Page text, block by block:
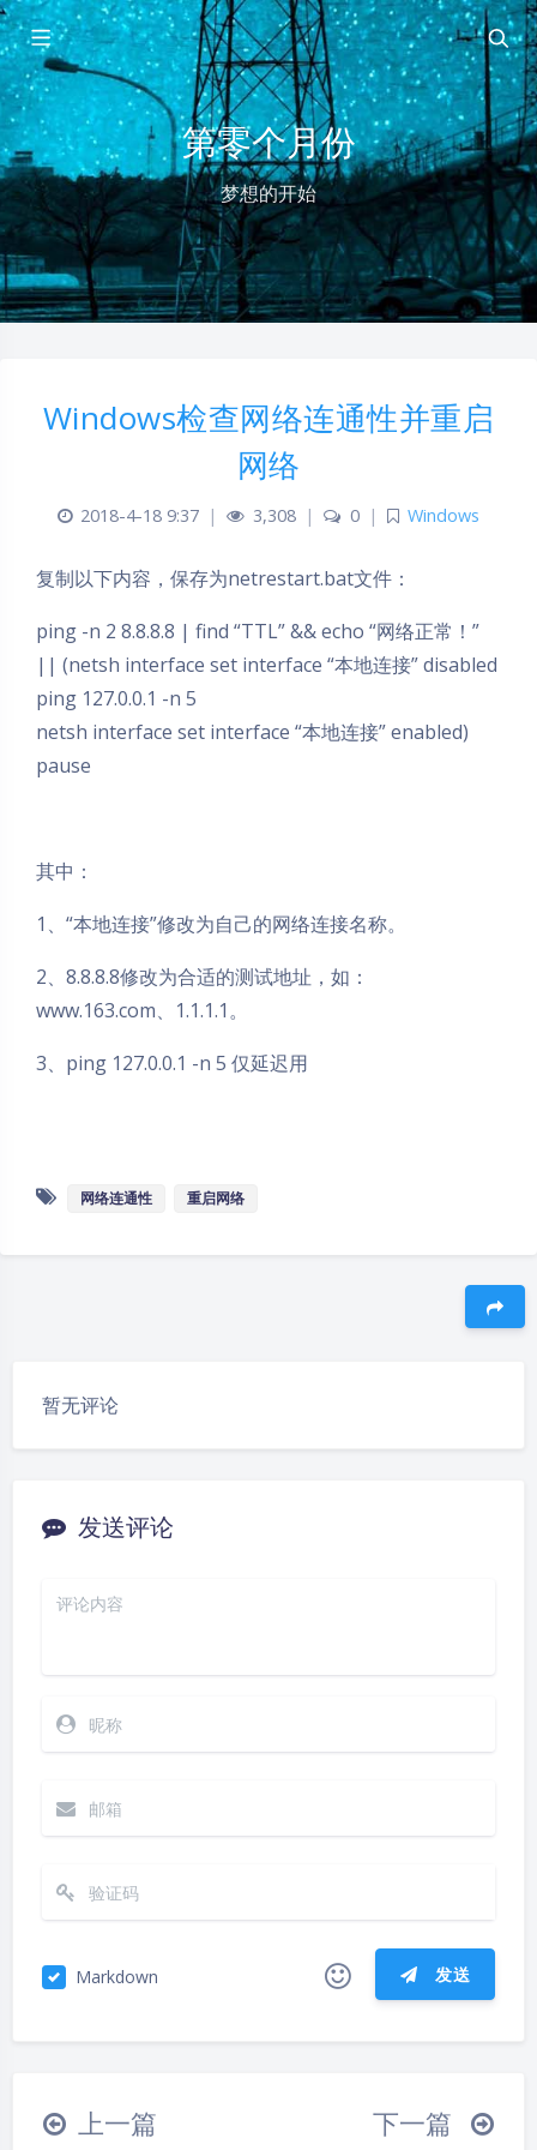
第零个月份
梦想的开始
Windows检查网络连通性并重启
网络
2018-4-18 9:37 | 3,308 | 0 | Windows
复制以下内容，保存为netrestart.bat文件：
ping -n 2 8.8.8.8 | find “TTL” && echo “网络正常！”
|| (netsh interface set interface “本地连接” disabled
ping 127.0.0.1 -n 5
netsh interface set interface “本地连接” enabled)
pause
其中：
1、“本地连接”修改为自己的网络连接名称。
2、8.8.8.8修改为合适的测试地址，如：
www.163.com、1.1.1.1。
3、ping 127.0.0.1 -n 5 仅延迟用
网络连通性 重启网络
暂无评论
发送评论
Markdown 发送
|´・ω・)ノ ヾ(≧∇≦*)ゝ
(☆ω☆)
∠( ᐛ 」∠)＿
上一篇 下一篇